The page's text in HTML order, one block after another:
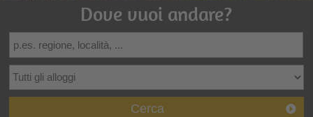
Dove vuoi andare?
Cerca